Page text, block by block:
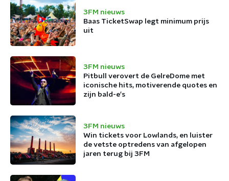
3FM nieuws
Baas TicketSwap legt minimum prijs
uit
3FM nieuws
Pitbull verovert de GelreDome met
iconische hits, motiverende quotes en
zijn bald-e's
3FM nieuws
Win tickets voor Lowlands, en luister
de vetste optredens van afgelopen
jaren terug bij 3FM